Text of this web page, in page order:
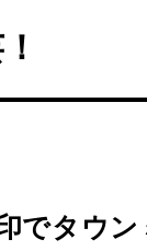
でタウン